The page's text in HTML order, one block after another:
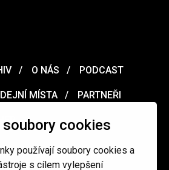
cookies
používají soubory cookies a
s cílem vylepšení
O NÁS PODCAST
MÍSTA PARTNEŘI
/ Obchodní podmínky